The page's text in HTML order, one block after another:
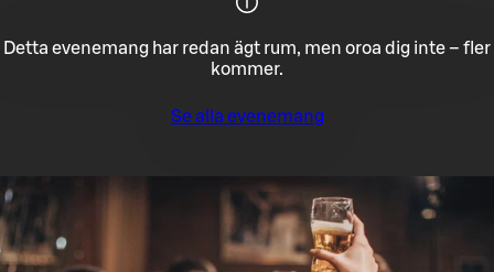
Detta evenemang har redan ägt rum, men oroa dig inte – fler
kommer.
Se alla evenemang